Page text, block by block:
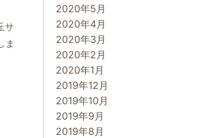
サ
ま
2020年5月
2020年4月
2020年3月
2020年2月
2020年1月
2019年12月
2019年10月
2019年9月
2019年8月